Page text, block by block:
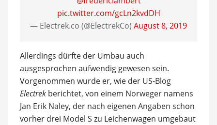
pic.twitter.com/gcLn2kvdDH
— Electrek.co (@ElectrekCo) August 8, 2019
Allerdings dürfte der Umbau auch
ausgesprochen aufwendig gewesen sein.
Vorgenommen wurde er, wie der US-Blog
Electrekberichtet, von einem Norweger namens
Jan Erik Naley, der nach eigenen Angaben schon
vorher drei Model S zu Leichenwagen umgebaut